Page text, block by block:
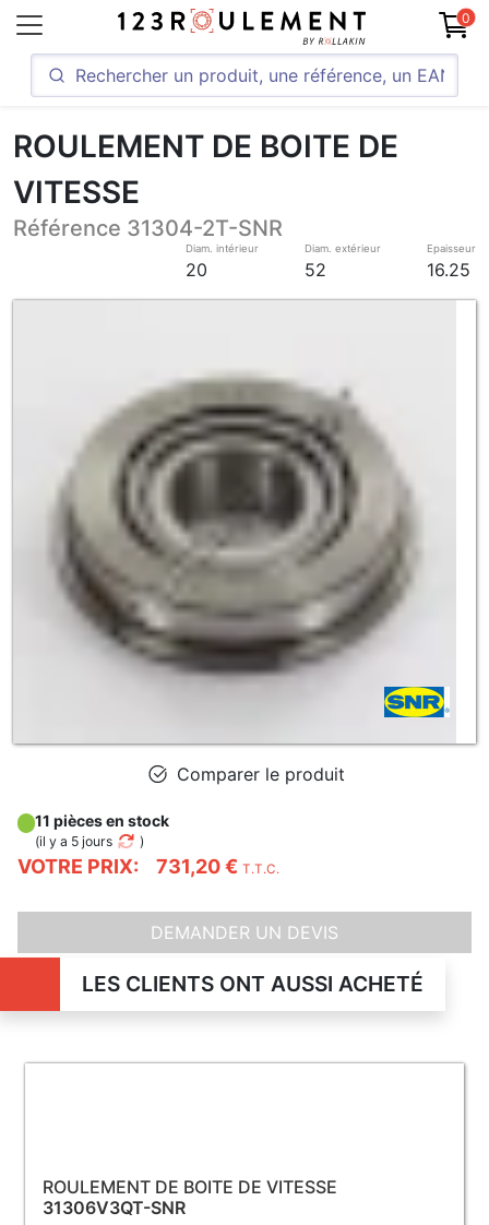
0
ROULEMENT DE BOITE DE
VITESSE
Référence 31304-2T-SNR
Diam. intérieur
20
Diam. extérieur
52
Epaisseur
16.25
Comparer le produit
VOTRE PRIX: 731,20 € T.T.C.
11 pièces en stock
(il y a 5 jours )
DEMANDER UN DEVIS
LES CLIENTS ONT AUSSI ACHETÉ
ROULEMENT DE BOITE DE VITESSE
31306V3QT-SNR